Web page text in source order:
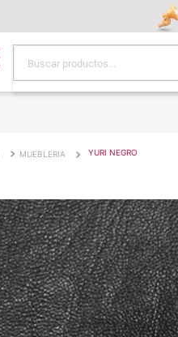
MUEBLERIA YURI NEGRO
alfombra
espuma
tela
piso
lona
cojin